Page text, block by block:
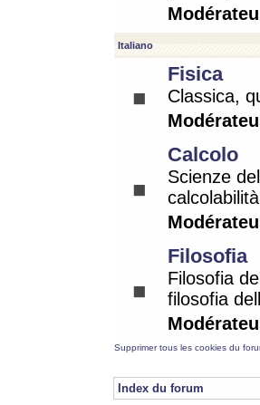
Italiano
Fisica
Classica,
Calcolo
Scienze
Filosofia
Filosofia
filosofia
Supprimer tous les cookies du
Index du forum